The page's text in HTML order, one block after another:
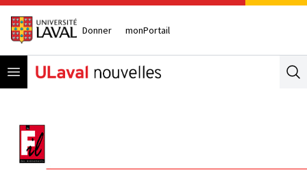
Donner monPortail
Open menu